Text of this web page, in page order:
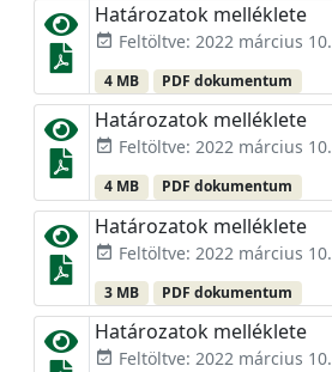
Határozatok melléklete
event_available Feltöltve: 2022 március 10.
4 MB PDF dokumentum
Határozatok melléklete
event_available Feltöltve: 2022 március 10.
4 MB PDF dokumentum
Határozatok melléklete
event_available Feltöltve: 2022 március 10.
3 MB PDF dokumentum
Határozatok melléklete
event_available Feltöltve: 2022 március 10.